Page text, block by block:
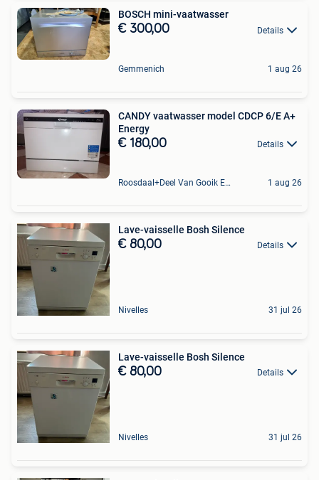
BOSCH mini-vaatwasser
€ 300,00 Details
Gemmenich 1 aug 26
CANDY vaatwasser model CDCP 6/E A+
Energy
€ 180,00 Details
Roosdaal+Deel Van Gooik En Sint-Kwintens-Lennik 1 aug 26
Lave-vaisselle Bosh Silence
€ 80,00 Details
Nivelles 31 jul 26
Lave-vaisselle Bosh Silence
€ 80,00 Details
Nivelles 31 jul 26